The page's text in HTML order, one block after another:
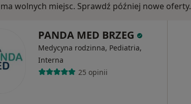
wolnych miejsc. Sprawdź później nowe oferty.
PANDA MED BRZEG
Medycyna rodzinna, Pediatria,
Interna
25 opinii